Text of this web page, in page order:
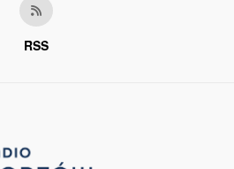
RSS